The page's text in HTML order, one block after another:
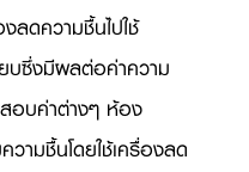
ลดความชื้นไปใช้
บซึ่งมีผลต่อค่าความ
อบค่าต่างๆ ห้อง
ามชื้นโดยใช้เครื่องลด